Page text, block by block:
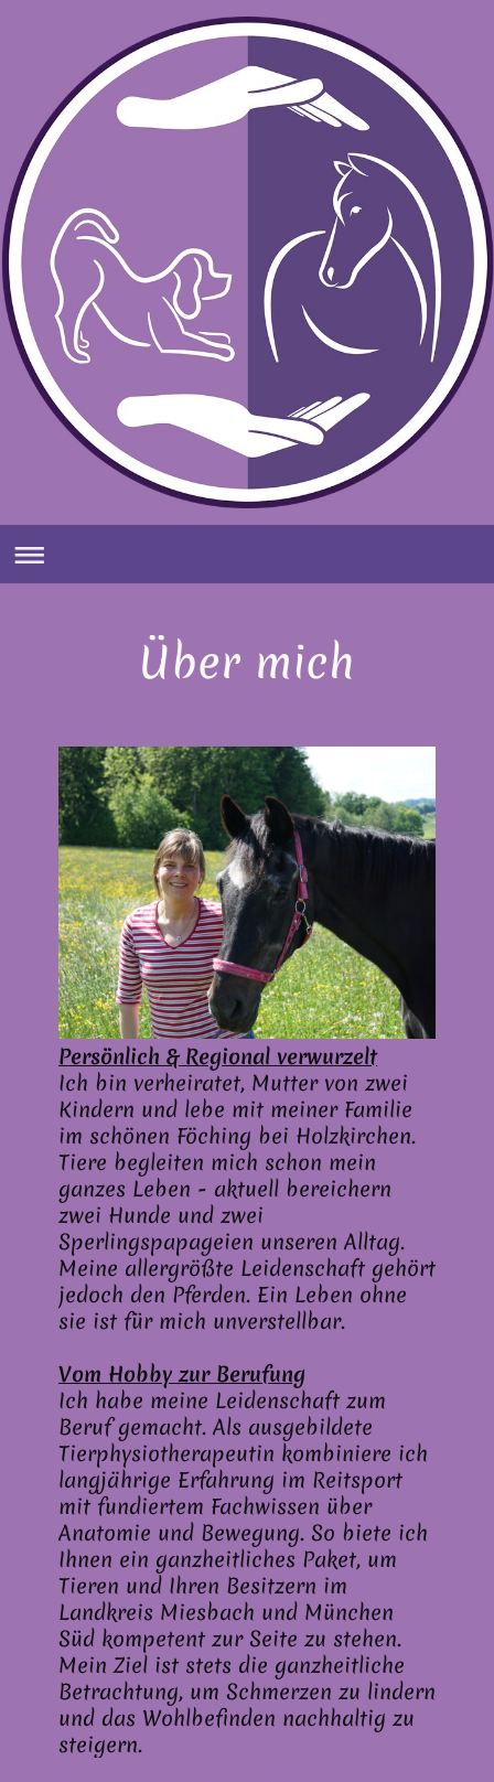
Über mich
Persönlich & Regional verwurzelt
Ich bin verheiratet, Mutter von zwei
Kindern und lebe mit meiner Familie
im schönen Föching bei Holzkirchen.
Tiere begleiten mich schon mein
ganzes Leben - aktuell bereichern
zwei Hunde und zwei
Sperlingspapageien unseren Alltag.
Meine allergrößte Leidenschaft gehört
jedoch den Pferden. Ein Leben ohne
sie ist für mich unverstellbar.
Vom Hobby zur Berufung
Ich habe meine Leidenschaft zum
Beruf gemacht. Als ausgebildete
Tierphysiotherapeutin kombiniere ich
langjährige Erfahrung im Reitsport
mit fundiertem Fachwissen über
Anatomie und Bewegung. So biete ich
Ihnen ein ganzheitliches Paket, um
Tieren und Ihren Besitzern im
Landkreis Miesbach und München
Süd kompetent zur Seite zu stehen.
Mein Ziel ist stets die ganzheitliche
Betrachtung, um Schmerzen zu lindern
und das Wohlbefinden nachhaltig zu
steigern.